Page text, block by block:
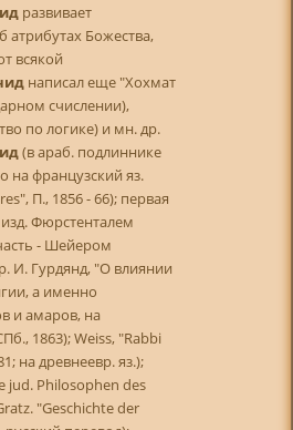
развивает
атрибутах Божества,
всякой
написал еще "Хохмат
счислении),
по логике) и мн. др.
(в араб. подлиннике
на французский яз.
П., 1856 - 66); первая
Фюрстенталем
- Шейером
И. Гурдянд, "О влиянии
а именно
и амаров, на
1863); Weiss, "Rabbi
на древнеевр. яз.);
jud. Philosophen des
"Geschichte der